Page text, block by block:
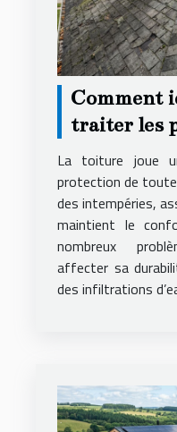
Comment
traiter les
courants
La toiture joue
protection de
des intempéries,
maintient le
nombreux
affecter sa
des infiltrations